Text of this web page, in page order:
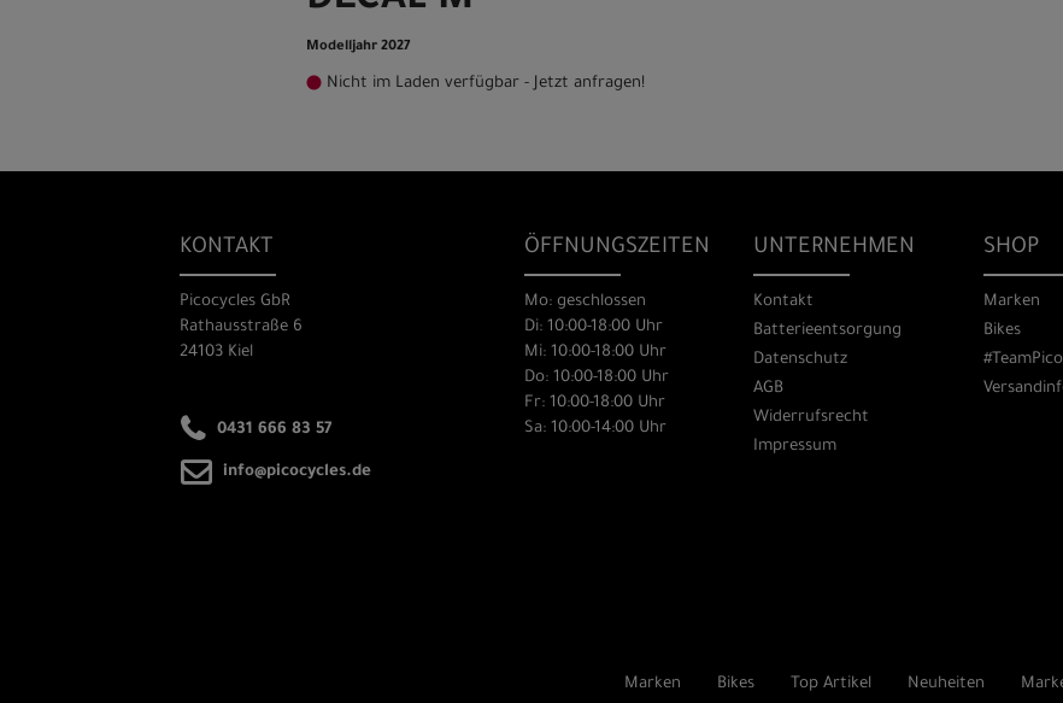
Modelljahr 2027
Nicht im Laden verfügbar - Jetzt anfragen!
KONTAKT
Picocycles GbR
Rathausstraße 6
24103 Kiel
0431 666 83 57
info@picocycles.de
ÖFFNUNGSZEITEN
Mo: geschlossen
Di: 10:00-18:00 Uhr
Mi: 10:00-18:00 Uhr
Do: 10:00-18:00 Uhr
Fr: 10:00-18:00 Uhr
Sa: 10:00-14:00 Uhr
UNTERNEHMEN
Kontakt
Batterieentsorgung
Datenschutz
AGB
Widerrufsrecht
Impressum
SHOP
Marken
Bikes
#TeamPico
Marken Bikes Top Artikel Neuheiten